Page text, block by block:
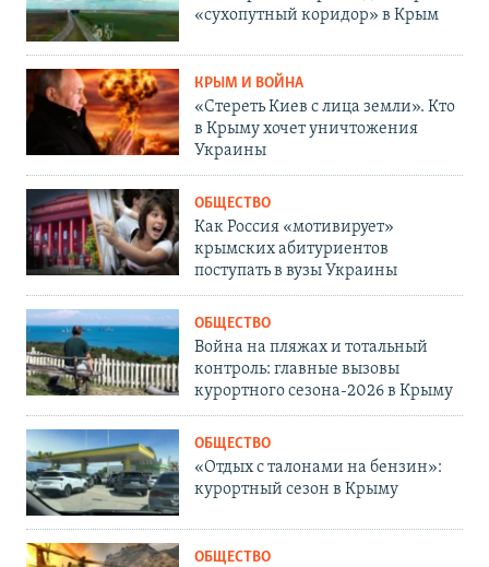
«сухопутный коридор» в Крым
КРЫМ И ВОЙНА
«Стереть Киев с лица земли». Кто
в Крыму хочет уничтожения
Украины
ОБЩЕСТВО
Как Россия «мотивирует»
крымских абитуриентов
поступать в вузы Украины
ОБЩЕСТВО
Война на пляжах и тотальный
контроль: главные вызовы
курортного сезона-2026 в Крыму
ОБЩЕСТВО
«Отдых с талонами на бензин»:
курортный сезон в Крыму
ОБЩЕСТВО